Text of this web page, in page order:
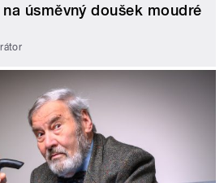
úsměvný doušek moudré